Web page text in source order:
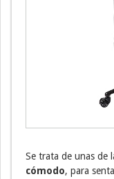
Se trata de unas de
cómodo, para